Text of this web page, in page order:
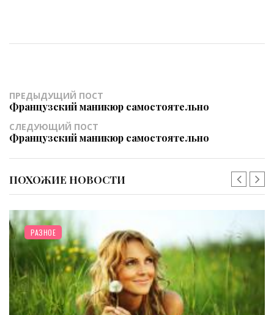
ПРЕДЫДУЩИЙ ПОСТ
Французский маникюр самостоятельно
СЛЕДУЮЩИЙ ПОСТ
Французский маникюр самостоятельно
ПОХОЖИЕ НОВОСТИ
РАЗНОЕ